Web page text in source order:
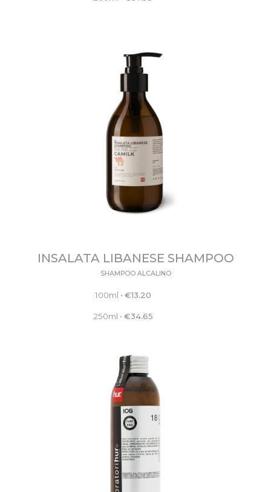
INSALATA LIBANESE SHAMPOO
SHAMPOO ALCALINO
100ml •€13.20
250ml • €34.65